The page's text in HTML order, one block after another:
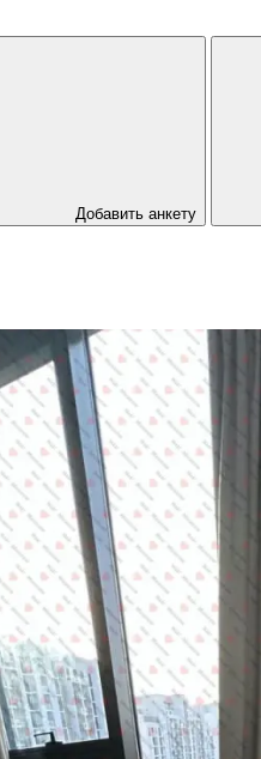
Добавить анкету